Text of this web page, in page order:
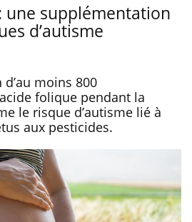
une supplémentation
d’autisme
moins 800
folique pendant la
le risque d’autisme lié à
aux pesticides.